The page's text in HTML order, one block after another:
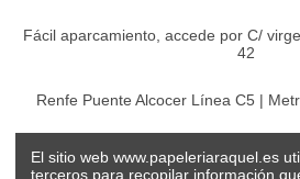
Fácil aparcamiento, accede por C/
42
Renfe Puente Alcocer Línea C5 |
El sitio web www.papeleriaraquel.es
terceros para recopilar información